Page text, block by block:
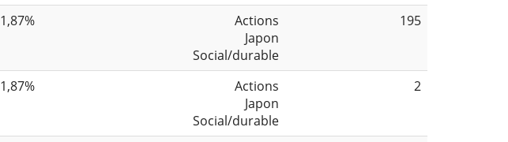
1,87%
Actions
Japon
Social/durable
195
1,87%
Actions
Japon
Social/durable
2